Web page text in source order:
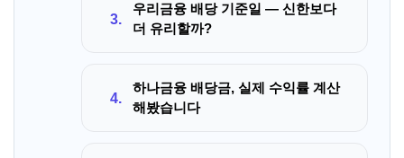
3.
우리금융 배당 기준일 — 신한보다
더 유리할까?
4.
하나금융 배당금, 실제 수익률 계산
해봤습니다